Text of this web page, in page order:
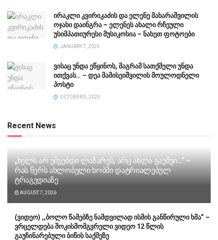
ირაკლი კვირიკაძის და ელენე მახარაშვილის
ოჯახი დაინგრა – ელენეს ახალი რჩეული
უსიმპათიურესი მუსიკოსია – ნახეთ ფოტოები
JANUARY 7, 2025
ვისაც უნდა ეწყინოს, მაგრამ სათქმელი უნდა
ითქვას… – დეა მამისეიშვილის მოულოდნელი
პოსტი
OCTOBER 5, 2025
Recent News
„ხელს არ უშვებდი ლაზარეს, არც ახლა გაუშვი…“ –
რას წერს ახლობელი ხობში დატრიალებულ
ტრაგედიაზე
AUGUST 7, 2026
(ვიდეო) ,,ბოლო წამებზე ნამდვილად ისმის განწირული ხმა” –
ვრცელდება შოკისმომგვრელი ვიდეო 12 წლის
გაუჩინარებული ბიწის საქმეზე